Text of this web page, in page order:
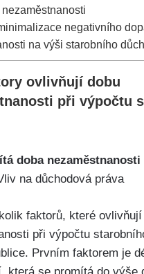
negativního
na výši starobního
ovlivňují dobu
při výpočtu
doba
na důchodová práva
faktorů, které ovlivňují
při výpočtu
Prvním faktorem je
která se promítá do výše